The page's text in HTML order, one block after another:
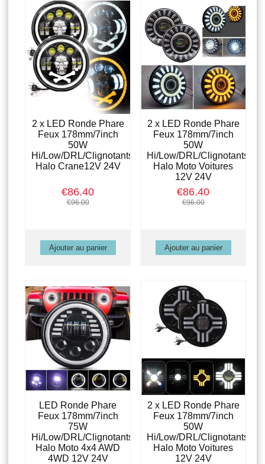
2 x LED Ronde Phare
Feux 178mm/7inch
50W
Hi/Low/DRL/Clignotants
Halo Crane12V 24V
€86.40
€96.00
2 x LED Ronde Phare
Feux 178mm/7inch
50W
Hi/Low/DRL/Clignotants
Halo Moto Voitures
12V 24V
€86.40
€96.00
LED Ronde Phare
Feux 178mm/7inch
75W
Hi/Low/DRL/Clignotants
Halo Moto 4x4 AWD
4WD 12V 24V
2 x LED Ronde Phare
Feux 178mm/7inch
50W
Hi/Low/DRL/Clignotants
Halo Moto Voitures
12V 24V